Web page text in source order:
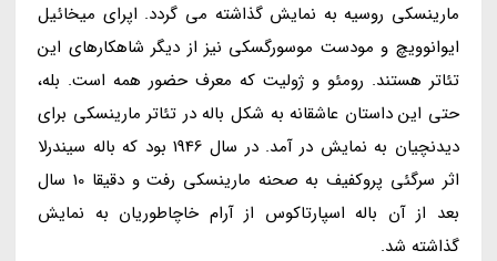
مارینسکی روسیه به نمایش گذاشته می گردد. اپرای میخائیل
ایوانوویچ و مودست موسورگسکی نیز از دیگر شاهکارهای این
تئاتر هستند. رومئو و ژولیت که معرف حضور همه است. بله،
حتی این داستان عاشقانه به شکل باله در تئاتر مارینسکی برای
دیدنچیان به نمایش در آمد. در سال 1946 بود که باله سیندرلا
اثر سرگئی پروکفیف به صحنه مارینسکی رفت و دقیقا 10 سال
بعد از آن باله اسپارتاکوس از آرام خاچاطوریان به نمایش
گذاشته شد.